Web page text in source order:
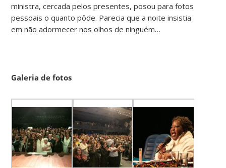
ministra, cercada pelos presentes, posou para fotos
pessoais o quanto pôde. Parecia que a noite insistia
em não adormecer nos olhos de ninguém…
Galeria de fotos